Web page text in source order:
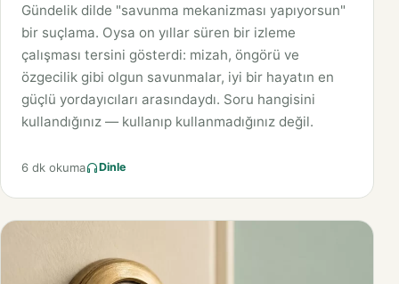
Gündelik dilde "savunma mekanizması yapıyorsun"
bir suçlama. Oysa on yıllar süren bir izleme
çalışması tersini gösterdi: mizah, öngörü ve
özgecilik gibi olgun savunmalar, iyi bir hayatın en
güçlü yordayıcıları arasındaydı. Soru hangisini
kullandığınız — kullanıp kullanmadığınız değil.
6 dk okuma Dinle